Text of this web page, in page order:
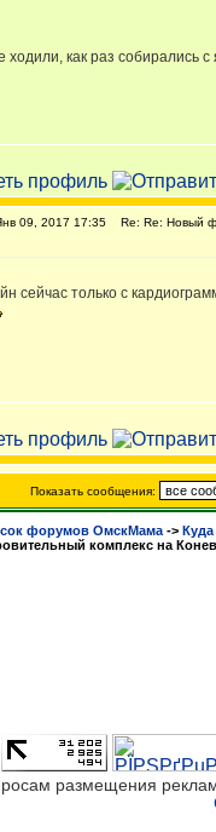
ходили, как раз собирались
09, 2017 17:35 Re: Re: Новый
сейчас только с
Показать сообщения:
форумов ОмскМама -> Куда
комплекс на
размещения